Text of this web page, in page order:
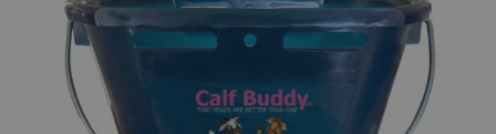
Saboti ongloane
Scule si echipamente trimaj
Management vaci
Muls vaci